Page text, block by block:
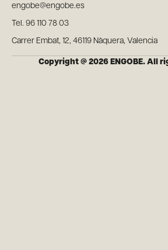
engobe@engobe.es
Tel. 96 110 78 03
Carrer Embat, 12, 46119 Nàquera, Valencia
Copyright @ 2026 ENGOBE. All